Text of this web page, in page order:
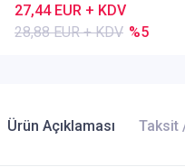
28,88 EUR + KDV %5
27,44 EUR + KDV
Ürün Açıklaması Taksit